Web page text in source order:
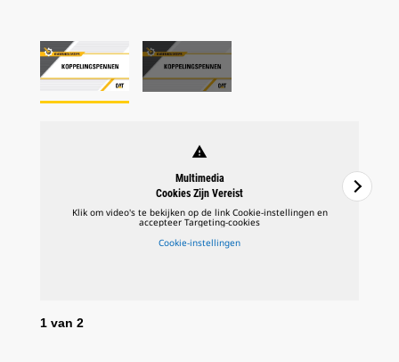
warning
Multimedia
Cookies Zijn Vereist
Klik om video's te bekijken op de link Cookie-instellingen en
accepteer Targeting-cookies
Cookie-instellingen
1 van 2